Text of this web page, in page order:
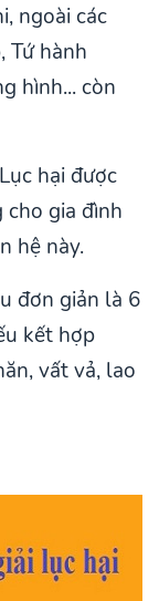
ngoài các
Tứ hành
hình... còn
hại được
cho gia đình
hệ này.
đơn giản là 6
kết hợp
vất vả, lao